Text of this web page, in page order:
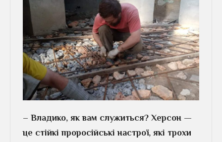
– Владико, як вам служиться? Херсон —
це стійкі проросійські настрої, які трохи